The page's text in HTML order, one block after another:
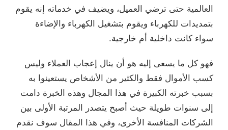
العالمية حتى ترضي العميل، ويضيف في خدماته إنه يقوم
بتمديدات للكهرباء ويقوم بتشغيل الكهرباء والإضاءة
سواء كانت داخلية أم خارجية.
فهو كل ما يسعى إليه هو أن ينال إعجاب العملاء وليس
كسب الأموال فقط والكثير من الأشخاص يستعينوا به
بسبب خبرته الكبيرة في هذا المجال وهذه الخبرة دامت
إلى سنوات طويلة حيث أصبح يتصدر المرتبة الأولى بين
الشركات المنافسة الأخرى، وفي هذا المقال سوف نقدم